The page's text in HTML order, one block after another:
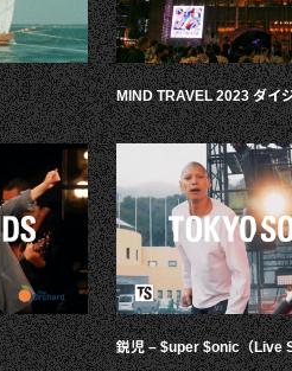
MIND TRAVEL 2023 ダイ
鋭児 – $uper $onic（Live